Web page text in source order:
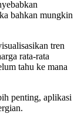
bahkan mungkin
tren
rata-rata
tahu ke mana
penting, aplikasi